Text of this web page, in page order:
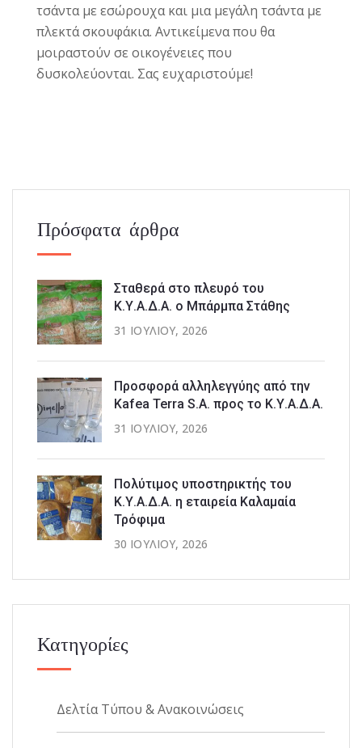
τσάντα με εσώρουχα και μια μεγάλη τσάντα με
πλεκτά σκουφάκια. Αντικείμενα που θα
μοιραστούν σε οικογένειες που
δυσκολεύονται. Σας ευχαριστούμε!
Πρόσφατα άρθρα
Σταθερά στο πλευρό του
Κ.Υ.Α.Δ.Α. ο Μπάρμπα Στάθης
31 ΙΟΥΛΊΟΥ, 2026
Προσφορά αλληλεγγύης από την
Kafea Terra S.A. προς το Κ.Υ.Α.Δ.Α.
31 ΙΟΥΛΊΟΥ, 2026
Πολύτιμος υποστηρικτής του
Κ.Υ.Α.Δ.Α. η εταιρεία Καλαμαία
Τρόφιμα
30 ΙΟΥΛΊΟΥ, 2026
Κατηγορίες
Δελτία Τύπου & Ανακοινώσεις